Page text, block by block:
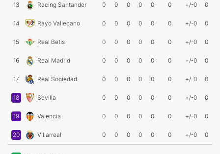
13 Racing Santander 0 0 0 0 0 0 +/-0 0
14 Rayo Vallecano 0 0 0 0 0 0 +/-0 0
15 Real Betis 0 0 0 0 0 0 +/-0 0
16 Real Madrid 0 0 0 0 0 0 +/-0 0
17 Real Sociedad 0 0 0 0 0 0 +/-0 0
18 Sevilla 0 0 0 0 0 0 +/-0 0
19 Valencia 0 0 0 0 0 0 +/-0 0
20 Villarreal 0 0 0 0 0 0 +/-0 0